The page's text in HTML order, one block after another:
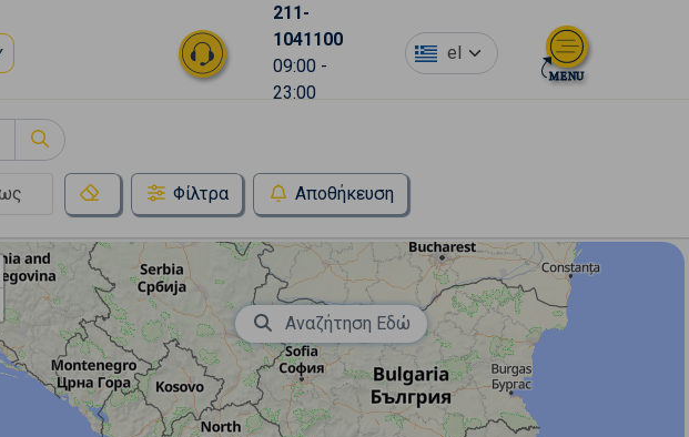
211-
1041100
09:00 -
23:00
el
Φίλτρα Αποθήκευση
Αναζήτηση Εδώ